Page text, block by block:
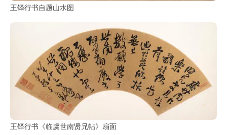
王铎行书自题山水图
王铎行书《临虞世南贤兄帖》扇面